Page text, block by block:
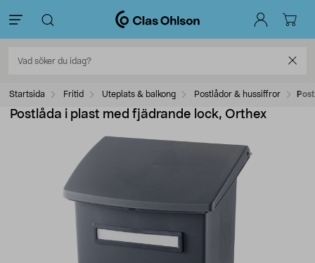
Startsida Fritid Uteplats & balkong Postlådor & hussiffror
Postlåda i plast med fjädrande lock, Orthex